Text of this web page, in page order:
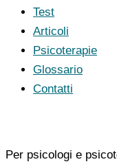
Test
Articoli
Psicoterapie
Glossario
Contatti
Per psicologi e